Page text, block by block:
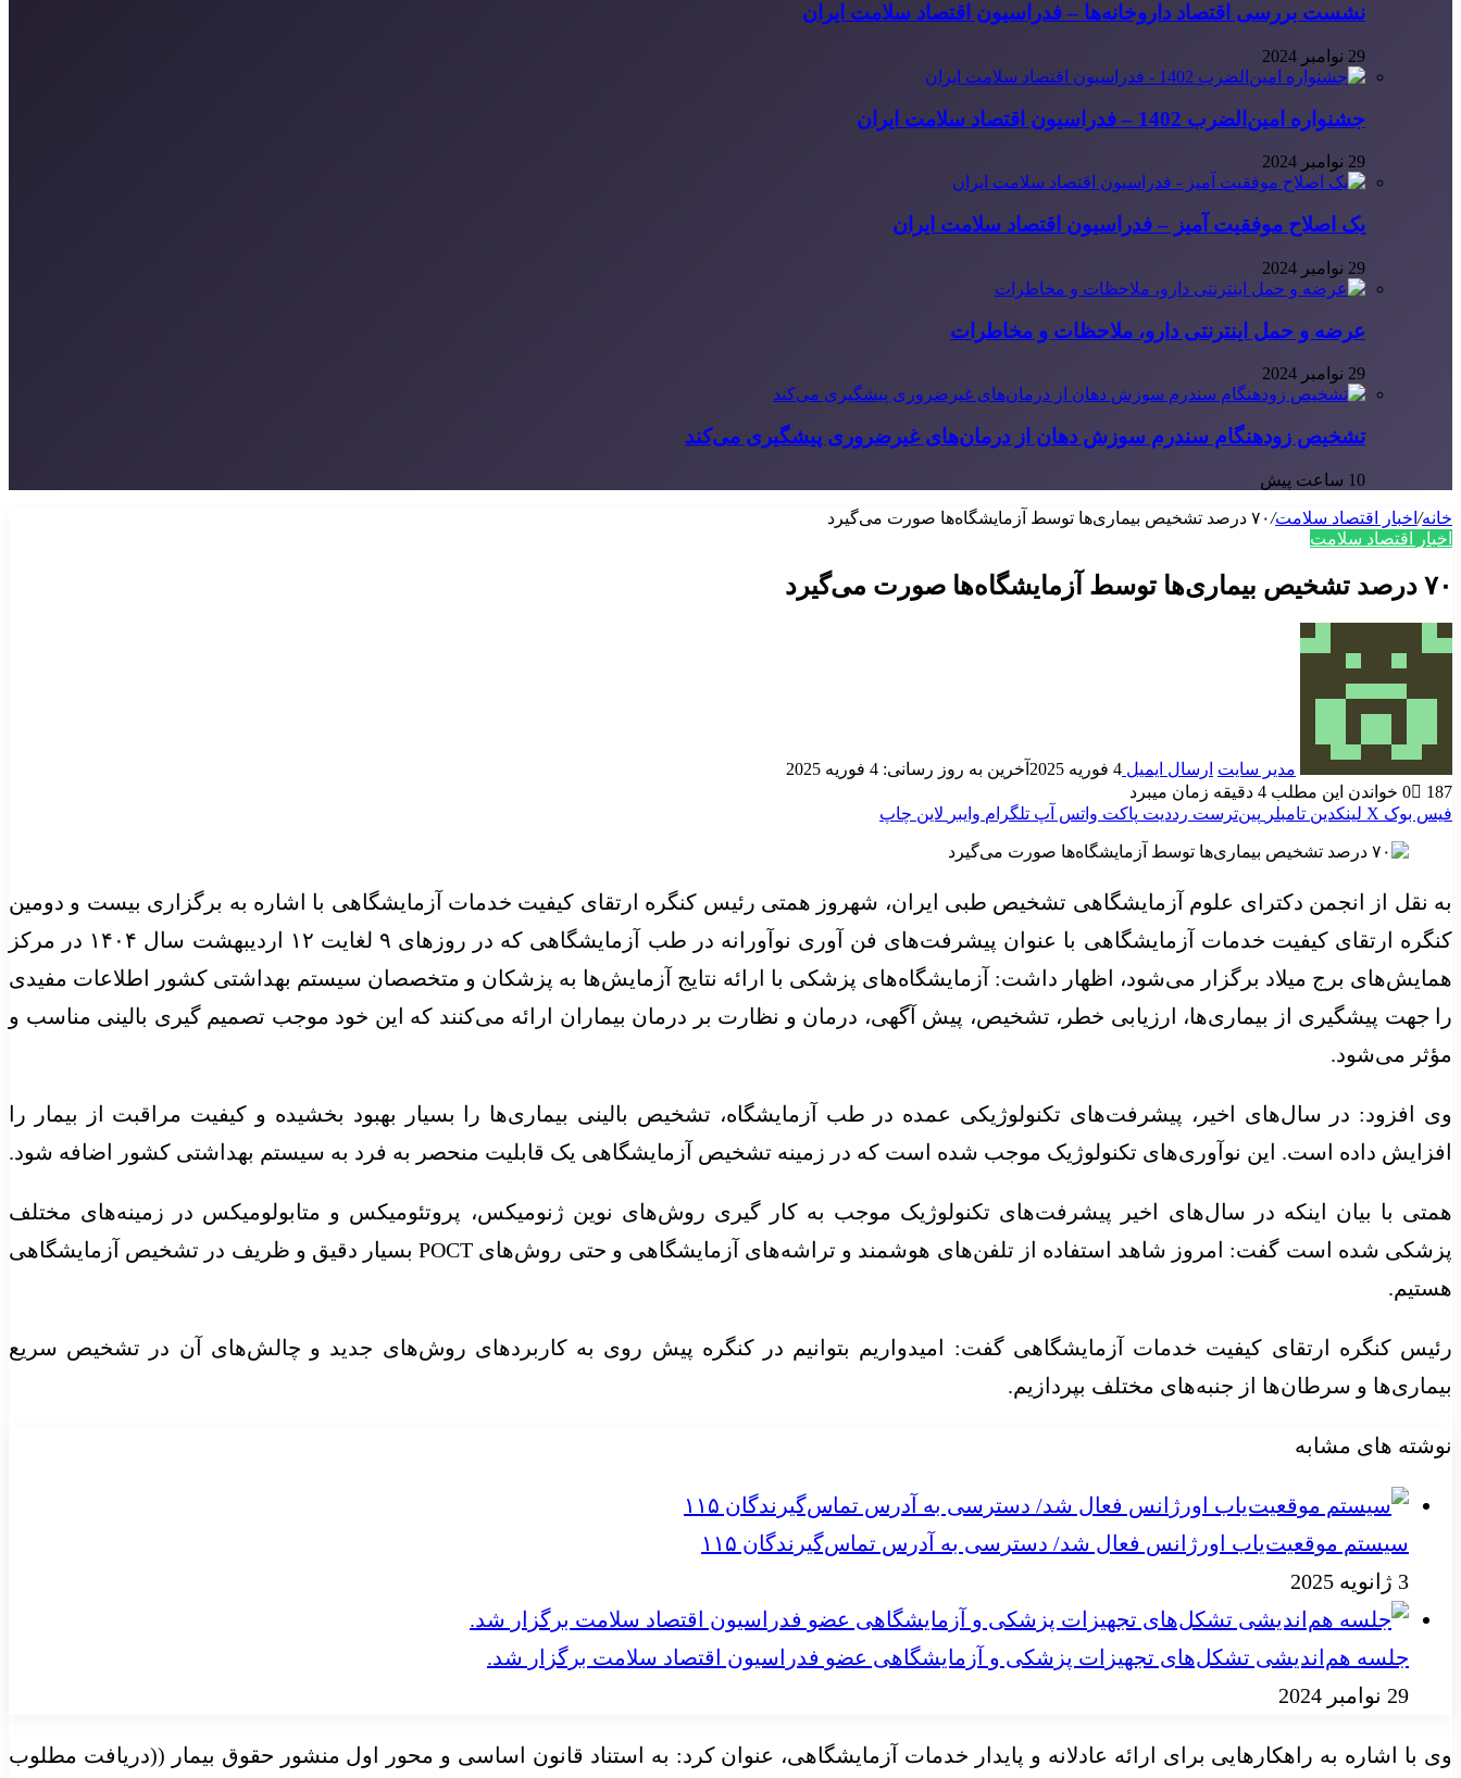
نشست بررسی اقتصاد داروخانه‌ها – فدراسیون اقتصاد سلامت ایران
29 نوامبر 2024
جشنواره امین‌الضرب 1402 – فدراسیون اقتصاد سلامت ایران
29 نوامبر 2024
یک اصلاح موفقیت آمیز – فدراسیون اقتصاد سلامت ایران
29 نوامبر 2024
عرضه و حمل اینترنتی دارو، ملاحظات و مخاطرات
29 نوامبر 2024
تشخیص زودهنگام سندرم سوزش دهان از درمان‌های غیرضروری پیشگیری می‌کند
10 ساعت پیش
خانه/ اخبار اقتصاد سلامت/۷۰ درصد تشخیص بیماری‌ها توسط آزمایشگاه‌ها صورت می‌گیرد
اخبار اقتصاد سلامت
۷۰ درصد تشخیص بیماری‌ها توسط آزمایشگاه‌ها صورت می‌گیرد
مدیر سایت ارسال ایمیل 4 فوریه 2025
آخرین به روز رسانی: 4 فوریه 2025
0
187
خواندن این مطلب 4 دقیقه زمان میبرد
فیس بوک X لینکدین ‫تامبلر ‫پین‌ترست ‫رددیت پاکت واتس آپ تلگرام وایبر لاین چاپ
به نقل از انجمن دکترای علوم آزمایشگاهی تشخیص طبی ایران، شهروز همتی رئیس کنگره ارتقای کیفیت خدمات آزمایشگاهی با اشاره به برگزاری بیست و دومین
کنگره ارتقای کیفیت خدمات آزمایشگاهی با عنوان پیشرفت‌های فن آوری نوآورانه در طب آزمایشگاهی که در روزهای ۹ لغایت ۱۲ اردیبهشت سال ۱۴۰۴ در مرکز
همایش‌های برج میلاد برگزار می‌شود، اظهار داشت: آزمایشگاه‌های پزشکی با ارائه نتایج آزمایش‌ها به پزشکان و متخصصان سیستم بهداشتی کشور اطلاعات مفیدی
را جهت پیشگیری از بیماری‌ها، ارزیابی خطر، تشخیص، پیش آگهی، درمان و نظارت بر درمان بیماران ارائه می‌کنند که این خود موجب تصمیم گیری بالینی مناسب و
مؤثر می‌شود.
وی افزود: در سال‌های اخیر، پیشرفت‌های تکنولوژیکی عمده در طب آزمایشگاه، تشخیص بالینی بیماری‌ها را بسیار بهبود بخشیده و کیفیت مراقبت از بیمار را
افزایش داده است. این نوآوری‌های تکنولوژیک موجب شده است که در زمینه تشخیص آزمایشگاهی یک قابلیت منحصر به فرد به سیستم بهداشتی کشور اضافه شود.
همتی با بیان اینکه در سال‌های اخیر پیشرفت‌های تکنولوژیک موجب به کار گیری روش‌های نوین ژنومیکس، پروتئومیکس و متابولومیکس در زمینه‌های مختلف
پزشکی شده است گفت: امروز شاهد استفاده از تلفن‌های هوشمند و تراشه‌های آزمایشگاهی و حتی روش‌های POCT بسیار دقیق و ظریف در تشخیص آزمایشگاهی
هستیم.
رئیس کنگره ارتقای کیفیت خدمات آزمایشگاهی گفت: امیدواریم بتوانیم در کنگره پیش روی به کاربردهای روش‌های جدید و چالش‌های آن در تشخیص سریع
بیماری‌ها و سرطان‌ها از جنبه‌های مختلف بپردازیم.
نوشته های مشابه
سیستم موقعیت‌یاب اورژانس فعال شد/ دسترسی به آدرس تماس‌گیرندگان ۱۱۵
3 ژانویه 2025
جلسه هم‌اندیشی تشکل‌های تجهیزات پزشکی و آزمایشگاهی عضو فدراسیون اقتصاد سلامت برگزار شد.
29 نوامبر 2024
وی با اشاره به راهکارهایی برای ارائه عادلانه و پایدار خدمات آزمایشگاهی، عنوان کرد: به استناد قانون اساسی و محور اول منشور حقوق بیمار ((دریافت مطلوب